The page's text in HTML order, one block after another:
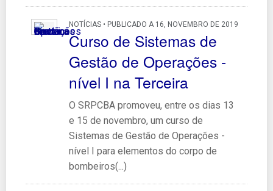
NOTÍCIAS • PUBLICADO A 16, NOVEMBRO DE 2019
Curso de Sistemas de
Gestão de Operações -
nível I na Terceira
O SRPCBA promoveu, entre os dias 13
e 15 de novembro, um curso de
Sistemas de Gestão de Operações -
nível I para elementos do corpo de
bombeiros(...)